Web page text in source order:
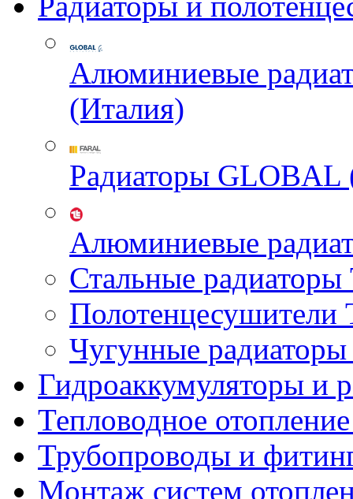
Алюминиевые
(Италия)
Радиаторы GLOBAL
Алюминиевые
Стальные
Чугунные
Гидроаккумуляторы и
Тепловодное
Трубопроводы и
Монтаж систем